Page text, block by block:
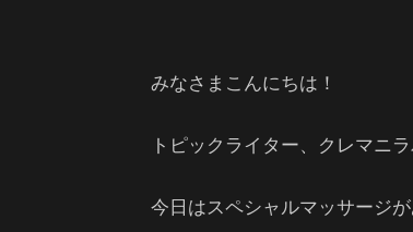
みなさまこんにちは！
トピックライター、クレマニ
今日はスペシャルマッサージ